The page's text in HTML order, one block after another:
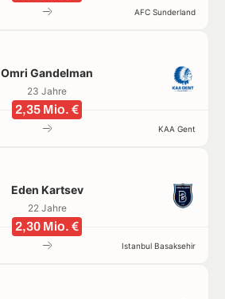
AFC Sunderland
Omri Gandelman
23 Jahre
2,35 Mio. €
KAA Gent
Eden Kartsev
22 Jahre
2,30 Mio. €
Istanbul Basaksehir